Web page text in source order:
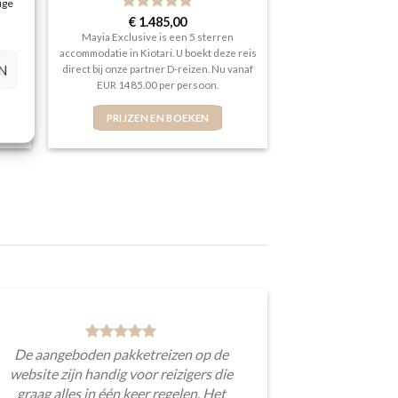
Gewaardeerd
5uit 5
€ 1.485,00
Mayia Exclusive is een 5 sterren
accommodatie in Kiotari. U boekt deze reis
direct bij onze partner D-reizen. Nu vanaf
EUR 1485.00 per persoon.
PRIJZEN EN BOEKEN
De aangeboden pakketreizen op de
website zijn handig voor reizigers die
graag alles in één keer regelen. Het